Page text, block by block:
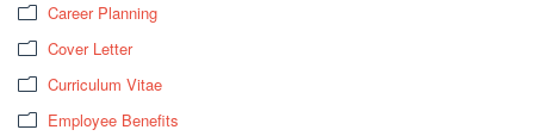
Career Planning
Cover Letter
Curriculum Vitae
Employee Benefits